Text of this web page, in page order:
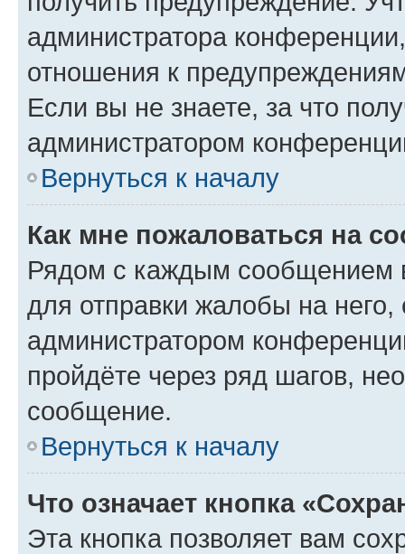
администратора
отношения к
Если вы не знаете, за что
администратором
Вернуться к началу
Как мне пожаловаться на
Рядом с каждым сообщением
для отправки жалобы на
администратором
пройдёте через ряд шагов,
сообщение.
Вернуться к началу
Что означает кнопка
Эта кнопка позволяет вам